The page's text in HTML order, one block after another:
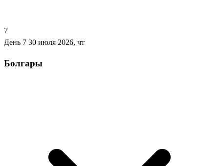
7
День 7 30 июля 2026, чт
Болгары